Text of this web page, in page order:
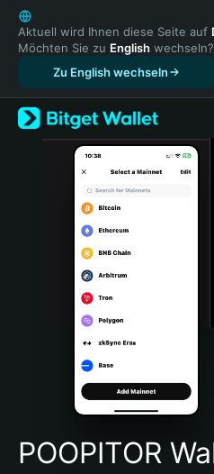
English
日本語
Tiếng Việt
Русский
Español (Latinoamérica)
Türkçe
Italiano
Português (Portugal)
Bahasa Indonesia
Português (Brasil)
Español (Argentina)
Aktuell wird Ihnen diese Seite auf
Möchten Sie zu English wechseln?
Zu English wechseln
POOPITOR